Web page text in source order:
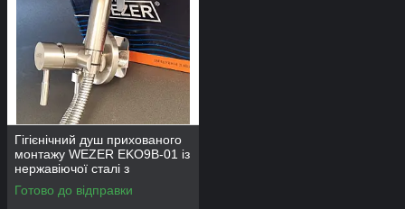
Гігієнічний душ прихованого
монтажу WEZER EKO9B-01 із
нержавіючої сталі з
комплектом
Готово до відправки